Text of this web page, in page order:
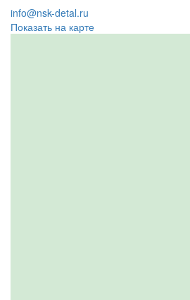
info@nsk-detal.ru
Показать на карте